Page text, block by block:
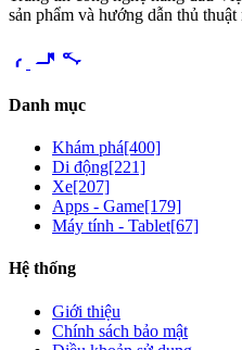
sản phẩm và hướng dẫn thủ
videocam share
Danh mục
Khám phá[400]
Di động[221]
Xe[207]
Apps - Game[179]
Máy tính - Tablet[67]
Hệ thống
Giới thiệu
Chính sách bảo mật